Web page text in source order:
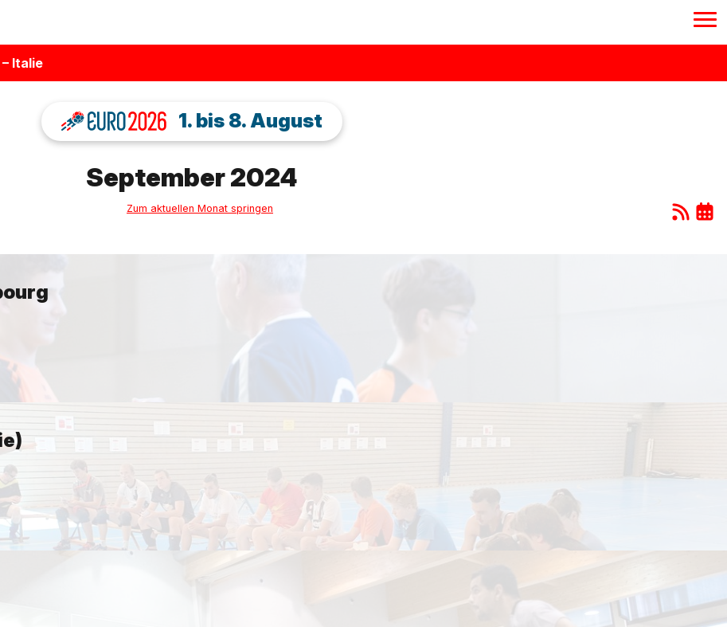
Italie
1. bis 8. August
September 2024
Zum aktuellen Monat springen